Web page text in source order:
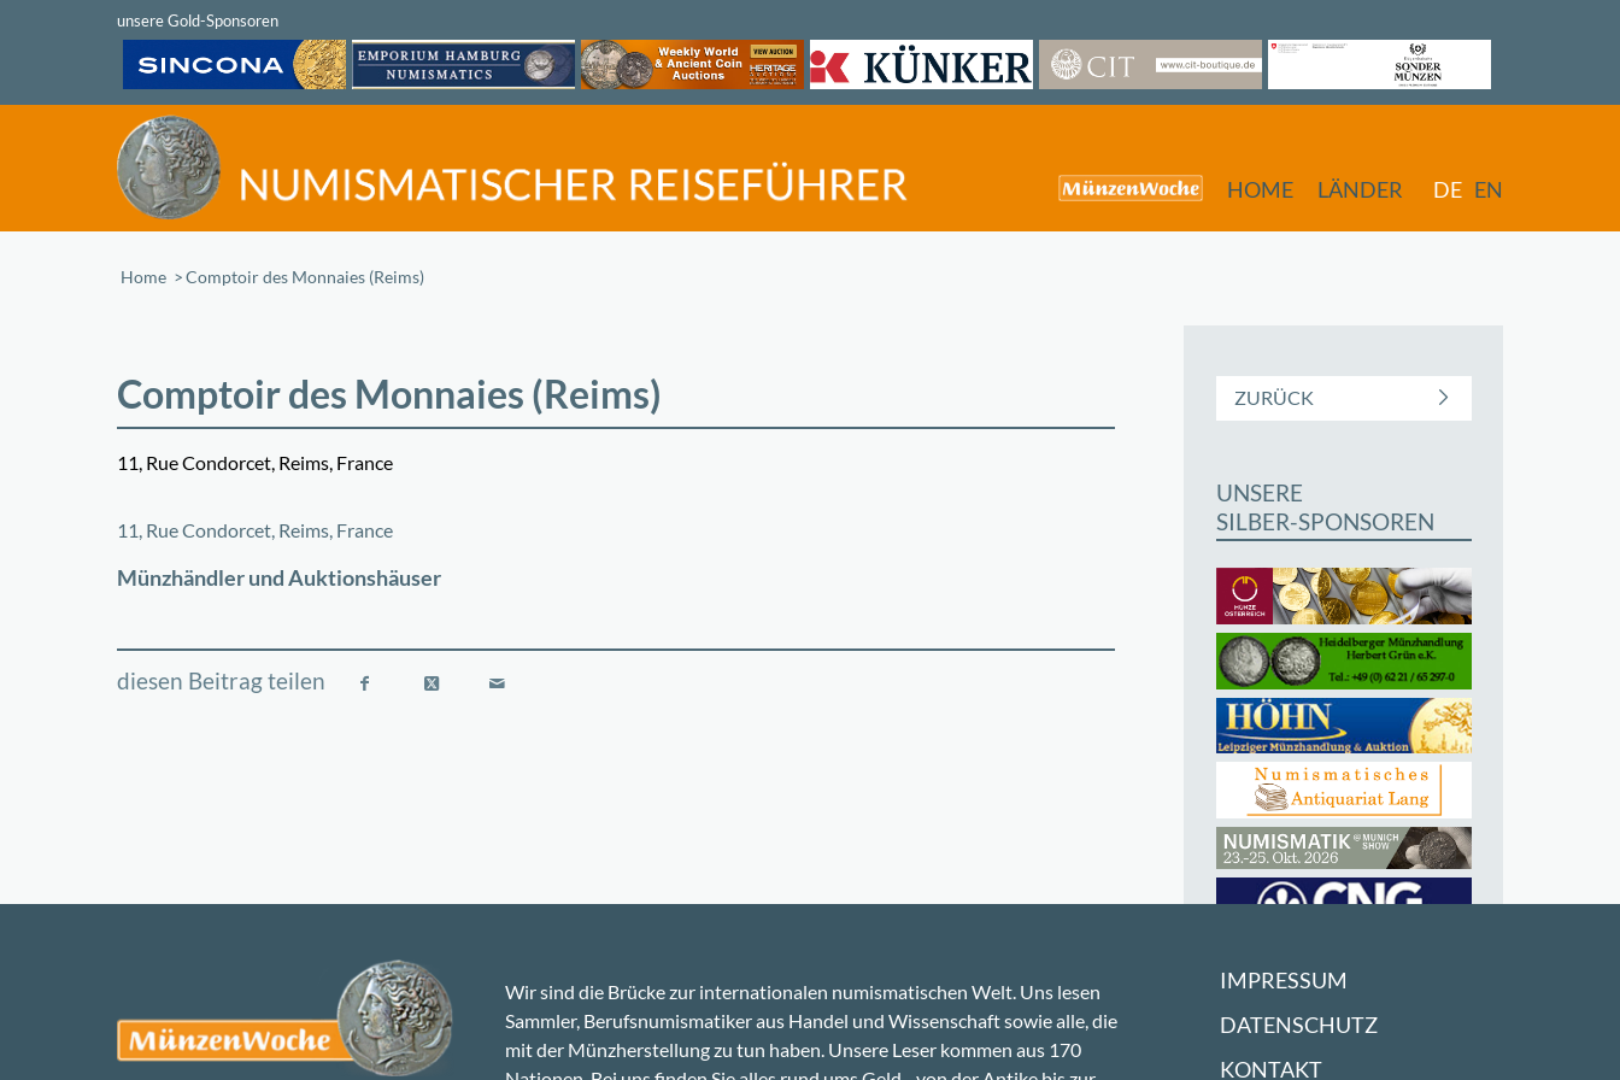
HOME LÄNDER DE EN
Home /Comptoir des Monnaies (Reims)
Comptoir des Monnaies (Reims)
11, Rue Condorcet, Reims, France
+
11, Rue Condorcet, Reims, France
Münzhändler und Auktionshäuser
ZURÜCK
UNSERE
SILBER-SPONSOREN
Wir sind die Brücke zur internationalen numismatischen Welt. Uns lesen
Sammler, Berufsnumismatiker aus Handel und Wissenschaft sowie alle, die
mit der Münzherstellung zu tun haben. Unsere Leser kommen aus 170
IMPRESSUM
DATENSCHUTZ
KONTAKT